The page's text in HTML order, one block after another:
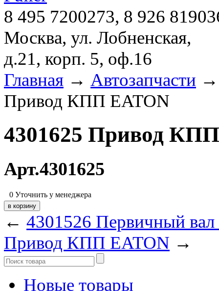
8 495 7200273, 8 926
Москва, ул. Лобненская,
д.21, корп. 5, оф.16
Главная → Автозапчасти
Привод КПП EATON
4301625 Привод
Арт.4301625
0 Уточнить у менеджера
← 4301526 Первичный
Привод КПП EATON →
Новые товары